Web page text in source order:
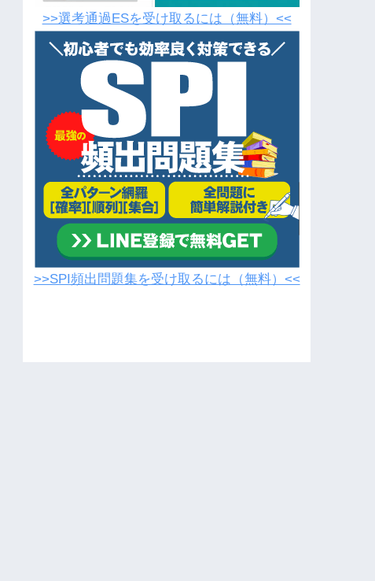
>>選考通過ESを受け取るには（無料）<<
>>SPI頻出問題集を受け取るには（無料）<<